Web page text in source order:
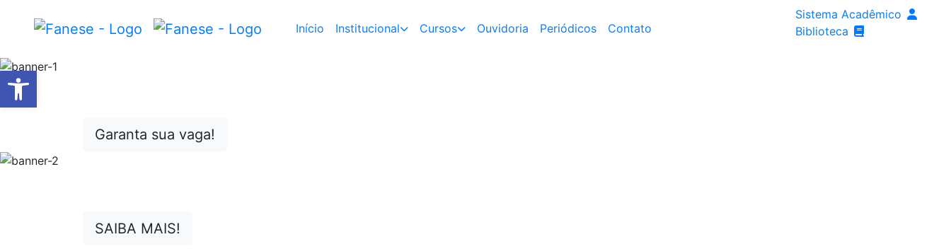
Início Institucional Cursos Ouvidoria Periódicos Contato
Sistema Acadêmico
Biblioteca
Garanta sua vaga!
SAIBA MAIS!
Barra de Ferramentas Aberta